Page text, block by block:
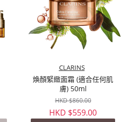
CLARINS
煥顏緊緻面霜 (適合任何肌
膚) 50ml
HKD $860.00
HKD $559.00